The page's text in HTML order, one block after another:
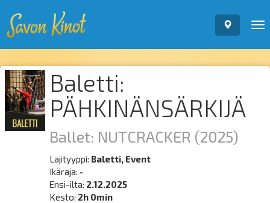
Baletti:
PÄHKINÄNSÄRKIJÄ
Ballet: NUTCRACKER (2025)
Lajityyppi:Baletti, Event
Ikäraja: -
Ensi-ilta: 2.12.2025
Kesto: 2h 0min